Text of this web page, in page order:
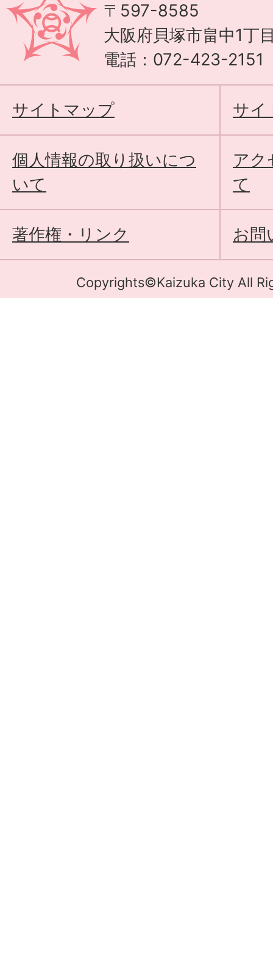
〒597-8585
大阪府貝塚市畠中1丁
電話：072-423-2151
サイトマップ サイ
個人情報の取り扱いにつ
いて
アク
て
著作権・リンク お問
Copyrights©Kaizuka City All